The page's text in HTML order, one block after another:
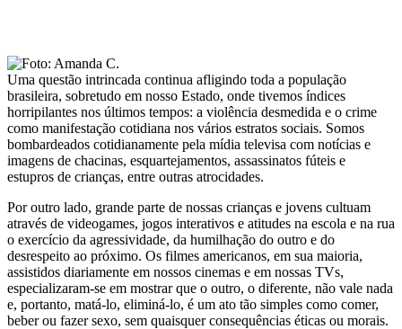
Uma questão intrincada continua afligindo toda a população
brasileira, sobretudo em nosso Estado, onde tivemos índices
horripilantes nos últimos tempos: a violência desmedida e o crime
como manifestação cotidiana nos vários estratos sociais. Somos
bombardeados cotidianamente pela mídia televisa com notícias e
imagens de chacinas, esquartejamentos, assassinatos fúteis e
estupros de crianças, entre outras atrocidades.
Por outro lado, grande parte de nossas crianças e jovens cultuam
através de videogames, jogos interativos e atitudes na escola e na rua
o exercício da agressividade, da humilhação do outro e do
desrespeito ao próximo. Os filmes americanos, em sua maioria,
assistidos diariamente em nossos cinemas e em nossas TVs,
especializaram-se em mostrar que o outro, o diferente, não vale nada
e, portanto, matá-lo, eliminá-lo, é um ato tão simples como comer,
beber ou fazer sexo, sem quaisquer consequências éticas ou morais.